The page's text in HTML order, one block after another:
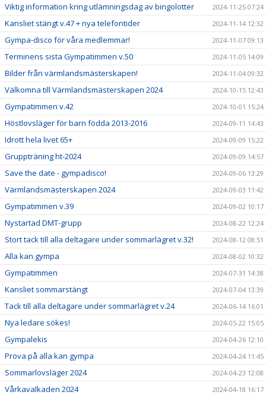
Viktig information kring utlämningsdag av bingolotter 2024-11-25 07:24
Kansliet stängt v.47 + nya telefontider 2024-11-14 12:32
Gympa-disco för våra medlemmar! 2024-11-07 09:13
Terminens sista Gympatimmen v.50 2024-11-05 14:09
Bilder från värmlandsmästerskapen! 2024-11-04 09:32
Välkomna till Värmlandsmästerskapen 2024 2024-10-15 12:43
Gympatimmen v.42 2024-10-01 15:24
Höstlovsläger för barn födda 2013-2016 2024-09-11 14:43
Idrott hela livet 65+ 2024-09-09 15:22
Gruppträning ht-2024 2024-09-09 14:57
Save the date - gympadisco! 2024-09-06 13:29
Värmlandsmästerskapen 2024 2024-09-03 11:42
Gympatimmen v.39 2024-09-02 10:17
Nystartad DMT-grupp 2024-08-22 12:24
Stort tack till alla deltagare under sommarlägret v.32! 2024-08-12 08:51
Alla kan gympa 2024-08-02 10:32
Gympatimmen 2024-07-31 14:38
Kansliet sommarstängt 2024-07-04 13:39
Tack till alla deltagare under sommarlägret v.24 2024-06-14 16:01
Nya ledare sökes! 2024-05-22 15:05
Gympalekis 2024-04-26 12:10
Prova på alla kan gympa 2024-04-24 11:45
Sommarlovsläger 2024 2024-04-23 12:08
Vårkavalkaden 2024 2024-04-18 16:17